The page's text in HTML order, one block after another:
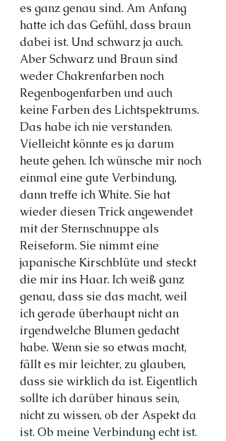
es ganz genau sind. Am Anfang
hatte ich das Gefühl, dass braun
dabei ist. Und schwarz ja auch.
Aber Schwarz und Braun sind
weder Chakrenfarben noch
Regenbogenfarben und auch
keine Farben des Lichtspektrums.
Das habe ich nie verstanden.
Vielleicht könnte es ja darum
heute gehen. Ich wünsche mir noch
einmal eine gute Verbindung,
dann treffe ich White. Sie hat
wieder diesen Trick angewendet
mit der Sternschnuppe als
Reiseform. Sie nimmt eine
japanische Kirschblüte und steckt
die mir ins Haar. Ich weiß ganz
genau, dass sie das macht, weil
ich gerade überhaupt nicht an
irgendwelche Blumen gedacht
habe. Wenn sie so etwas macht,
fällt es mir leichter, zu glauben,
dass sie wirklich da ist. Eigentlich
sollte ich darüber hinaus sein,
nicht zu wissen, ob der Aspekt da
ist. Ob meine Verbindung echt ist.